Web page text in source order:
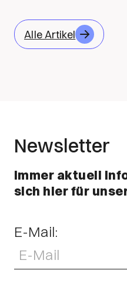
Alle Artikel
Newsletter
Immer aktuell
sich hier für
E-Mail: